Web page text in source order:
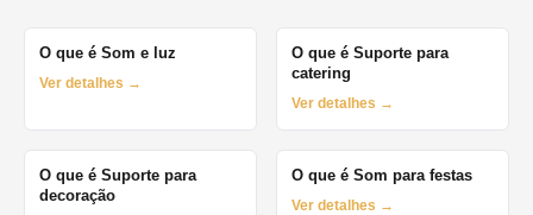
O que é Som e luz
Ver detalhes →
O que é Suporte para
catering
Ver detalhes →
O que é Suporte para
decoração
O que é Som para festas
Ver detalhes →